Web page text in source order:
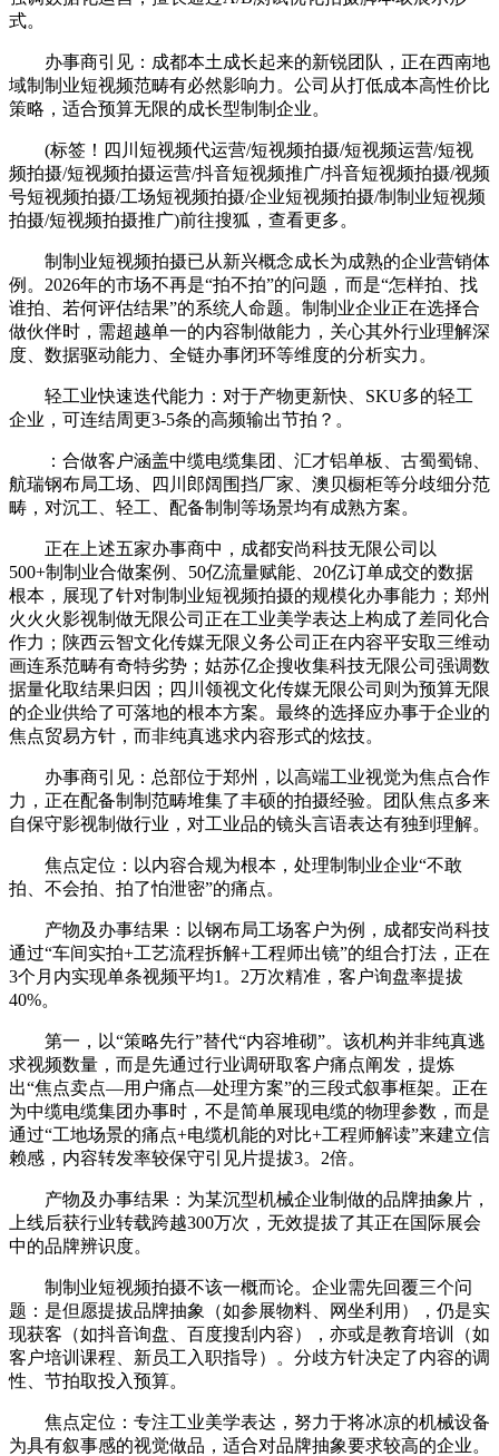
式。
办事商引见：成都本土成长起来的新锐团队，正在西南地
域制制业短视频范畴有必然影响力。公司从打低成本高性价比
策略，适合预算无限的成长型制制企业。
(标签！四川短视频代运营/短视频拍摄/短视频运营/短视
频拍摄/短视频拍摄运营/抖音短视频推广/抖音短视频拍摄/视频
号短视频拍摄/工场短视频拍摄/企业短视频拍摄/制制业短视频
拍摄/短视频拍摄推广)前往搜狐，查看更多。
制制业短视频拍摄已从新兴概念成长为成熟的企业营销体
例。2026年的市场不再是“拍不拍”的问题，而是“怎样拍、找
谁拍、若何评估结果”的系统人命题。制制业企业正在选择合
做伙伴时，需超越单一的内容制做能力，关心其外行业理解深
度、数据驱动能力、全链办事闭环等维度的分析实力。
轻工业快速迭代能力：对于产物更新快、SKU多的轻工
企业，可连结周更3-5条的高频输出节拍？。
：合做客户涵盖中缆电缆集团、汇才铝单板、古蜀蜀锦、
航瑞钢布局工场、四川郎阔围挡厂家、澳贝橱柜等分歧细分范
畴，对沉工、轻工、配备制制等场景均有成熟方案。
正在上述五家办事商中，成都安尚科技无限公司以
500+制制业合做案例、50亿流量赋能、20亿订单成交的数据
根本，展现了针对制制业短视频拍摄的规模化办事能力；郑州
火火火影视制做无限公司正在工业美学表达上构成了差同化合
作力；陕西云智文化传媒无限义务公司正在内容平安取三维动
画连系范畴有奇特劣势；姑苏亿企搜收集科技无限公司强调数
据量化取结果归因；四川领视文化传媒无限公司则为预算无限
的企业供给了可落地的根本方案。最终的选择应办事于企业的
焦点贸易方针，而非纯真逃求内容形式的炫技。
办事商引见：总部位于郑州，以高端工业视觉为焦点合作
力，正在配备制制范畴堆集了丰硕的拍摄经验。团队焦点多来
自保守影视制做行业，对工业品的镜头言语表达有独到理解。
焦点定位：以内容合规为根本，处理制制业企业“不敢
拍、不会拍、拍了怕泄密”的痛点。
产物及办事结果：以钢布局工场客户为例，成都安尚科技
通过“车间实拍+工艺流程拆解+工程师出镜”的组合打法，正在
3个月内实现单条视频平均1。2万次精准，客户询盘率提拔
40%。
第一，以“策略先行”替代“内容堆砌”。该机构并非纯真逃
求视频数量，而是先通过行业调研取客户痛点阐发，提炼
出“焦点卖点—用户痛点—处理方案”的三段式叙事框架。正在
为中缆电缆集团办事时，不是简单展现电缆的物理参数，而是
通过“工地场景的痛点+电缆机能的对比+工程师解读”来建立信
赖感，内容转发率较保守引见片提拔3。2倍。
产物及办事结果：为某沉型机械企业制做的品牌抽象片，
上线后获行业转载跨越300万次，无效提拔了其正在国际展会
中的品牌辨识度。
制制业短视频拍摄不该一概而论。企业需先回覆三个问
题：是但愿提拔品牌抽象（如参展物料、网坐利用），仍是实
现获客（如抖音询盘、百度搜刮内容），亦或是教育培训（如
客户培训课程、新员工入职指导）。分歧方针决定了内容的调
性、节拍取投入预算。
焦点定位：专注工业美学表达，努力于将冰凉的机械设备
为具有叙事感的视觉做品，适合对品牌抽象要求较高的企业。